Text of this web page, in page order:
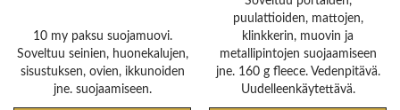
10 my paksu suojamuovi.
Soveltuu seinien, huonekalujen,
sisustuksen, ovien, ikkunoiden
jne. suojaamiseen.
puulattioiden, mattojen,
klinkkerin, muovin ja
metallipintojen suojaamiseen
jne. 160 g fleece. Vedenpitävä.
Uudelleenkäytettävä.